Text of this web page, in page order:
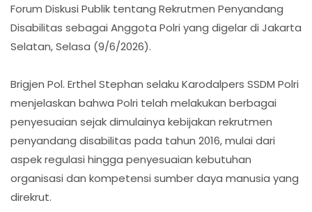
Forum Diskusi Publik tentang Rekrutmen Penyandang
Disabilitas sebagai Anggota Polri yang digelar di Jakarta
Selatan, Selasa (9/6/2026).
Brigjen Pol. Erthel Stephan selaku Karodalpers SSDM Polri
menjelaskan bahwa Polri telah melakukan berbagai
penyesuaian sejak dimulainya kebijakan rekrutmen
penyandang disabilitas pada tahun 2016, mulai dari
aspek regulasi hingga penyesuaian kebutuhan
organisasi dan kompetensi sumber daya manusia yang
direkrut.